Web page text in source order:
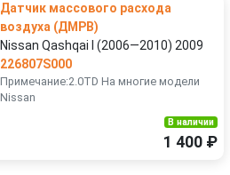
Датчик массового расхода
воздуха (ДМРВ)
Nissan Qashqai I (2006—2010) 2009
226807S000
Примечание:2.0TD На многие модели
Nissan
В наличии
1 400 ₽